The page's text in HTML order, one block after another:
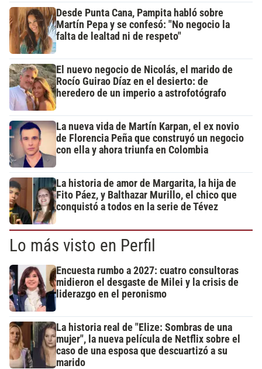
Desde Punta Cana, Pampita habló sobre
Martín Pepa y se confesó: "No negocio la
falta de lealtad ni de respeto"
El nuevo negocio de Nicolás, el marido de
Rocío Guirao Díaz en el desierto: de
heredero de un imperio a astrofotógrafo
La nueva vida de Martín Karpan, el ex novio
de Florencia Peña que construyó un negocio
con ella y ahora triunfa en Colombia
La historia de amor de Margarita, la hija de
Fito Páez, y Balthazar Murillo, el chico que
conquistó a todos en la serie de Tévez
Lo más visto en Perfil
Encuesta rumbo a 2027: cuatro consultoras
midieron el desgaste de Milei y la crisis de
liderazgo en el peronismo
La historia real de "Elize: Sombras de una
mujer", la nueva película de Netflix sobre el
caso de una esposa que descuartizó a su
marido